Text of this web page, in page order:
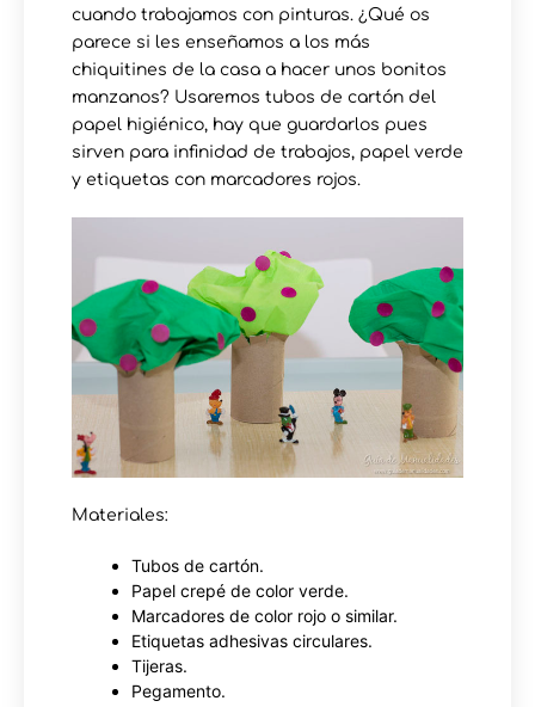
cuando trabajamos con pinturas. ¿Qué os
parece si les enseñamos a los más
chiquitines de la casa a hacer unos bonitos
manzanos? Usaremos tubos de cartón del
papel higiénico, hay que guardarlos pues
sirven para infinidad de trabajos, papel verde
y etiquetas con marcadores rojos.
Materiales:
Tubos de cartón.
Papel crepé de color verde.
Marcadores de color rojo o similar.
Etiquetas adhesivas circulares.
Tijeras.
Pegamento.